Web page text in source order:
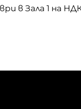
в Зала 1 на